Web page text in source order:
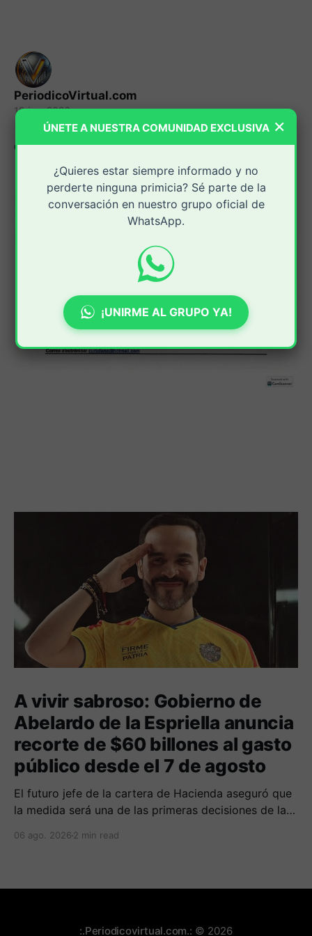
PeriodicoVirtual.com
19 jun. 2026
Compartir:
A vivir sabroso: Gobierno de
Abelardo de la Espriella anuncia
recorte de $60 billones al gasto
público desde el 7 de agosto
El futuro jefe de la cartera de Hacienda aseguró que
la medida será una de las primeras decisiones de la
agosto.
06 ago. 2026 2 min read
×
ÚNETE A NUESTRA COMUNIDAD EXCLUSIVA
¿Quieres estar siempre informado y no
perderte ninguna primicia? Sé parte de la
conversación en nuestro grupo oficial de
WhatsApp.
¡UNIRME AL GRUPO YA!
:.Periodicovirtual.com.: © 2026